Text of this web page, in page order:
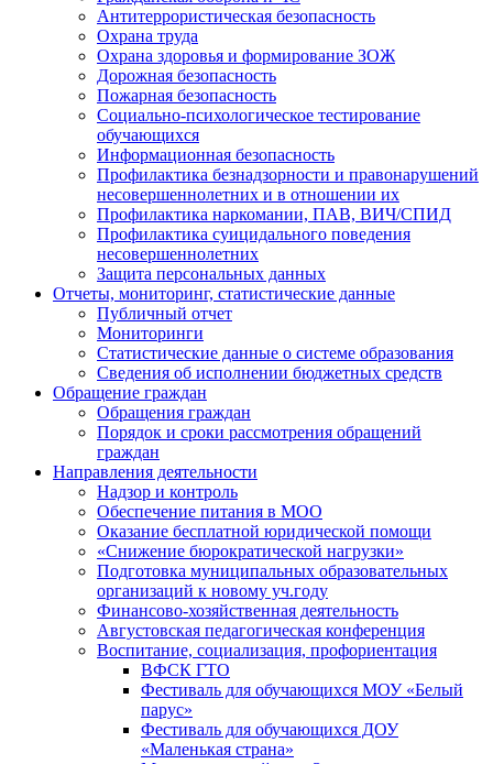
Антитеррористическая безопасность
Охрана труда
Охрана здоровья и формирование ЗОЖ
Дорожная безопасность
Пожарная безопасность
Социально-психологическое тестирование
обучающихся
Информационная безопасность
Профилактика безнадзорности и правонарушений
несовершеннолетних и в отношении их
Профилактика наркомании, ПАВ, ВИЧ/СПИД
Профилактика суицидального поведения
несовершеннолетних
Защита персональных данных
Отчеты, мониторинг, статистические данные
Публичный отчет
Мониторинги
Статистические данные о системе образования
Сведения об исполнении бюджетных средств
Обращение граждан
Обращения граждан
Порядок и сроки рассмотрения обращений
граждан
Направления деятельности
Надзор и контроль
Обеспечение питания в МОО
Оказание бесплатной юридической помощи
«Снижение бюрократической нагрузки»
Подготовка муниципальных образовательных
организаций к новому уч.году
Финансово-хозяйственная деятельность
Августовская педагогическая конференция
Воспитание, социализация, профориентация
ВФСК ГТО
Фестиваль для обучающихся МОУ «Белый
парус»
Фестиваль для обучающихся ДОУ
«Маленькая страна»